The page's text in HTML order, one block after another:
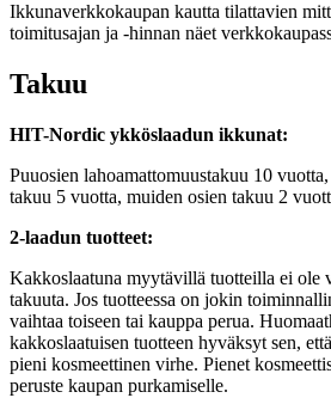
Ikkunaverkkokaupan kautta tilattavien
toimitusajan ja -hinnan näet
Takuu
HIT-Nordic ykköslaadun ikkunat:
Puuosien lahoamattomuustakuu 10
takuu 5 vuotta, muiden osien takuu 2
2-laadun tuotteet:
Kakkoslaatuna myytävillä tuotteilla ei ole
takuuta. Jos tuotteessa on jokin
vaihtaa toiseen tai kauppa perua.
kakkoslaatuisen tuotteen hyväksyt sen,
pieni kosmeettinen virhe. Pienet
peruste kaupan purkamiselle.